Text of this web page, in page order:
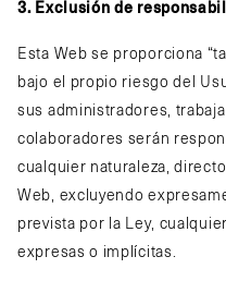
3. Exclusión de
Esta Web se proporciona
bajo el propio riesgo del
sus administradores,
colaboradores serán
cualquier naturaleza,
Web, excluyendo
prevista por la Ley,
expresas o implícitas.